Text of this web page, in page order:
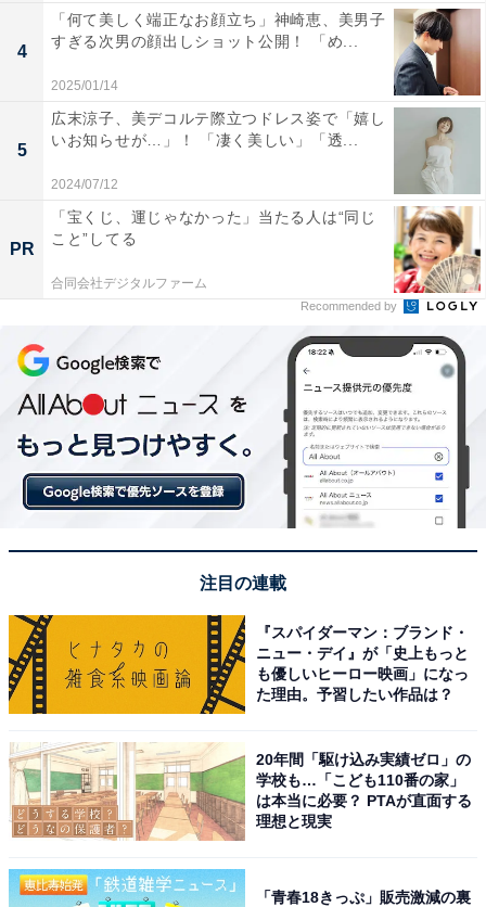
4
「何て美しく端正なお顔立ち」神崎恵、美男子
すぎる次男の顔出しショット公開！ 「め...
2025/01/14
5
広末涼子、美デコルテ際立つドレス姿で「嬉し
いお知らせが…」！ 「凄く美しい」「透...
2024/07/12
PR
「宝くじ、運じゃなかった」当たる人は“同じ
こと”してる
合同会社デジタルファーム
Recommended by
注目の連載
『スパイダーマン：ブランド・
ニュー・デイ』が「史上もっと
も優しいヒーロー映画」になっ
た理由。予習したい作品は？
20年間「駆け込み実績ゼロ」の
学校も…「こども110番の家」
は本当に必要？ PTAが直面する
理想と現実
「青春18きっぷ」販売激減の裏